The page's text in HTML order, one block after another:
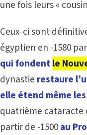
une fois leurs «
Ceux-ci sont
égyptien en -1580 par
qui fondentle
dynastie restaure
elle étend même
quatrième cataracte
partir de -1500au